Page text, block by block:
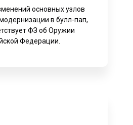
основных узлов
в булл-пап,
ФЗ об Оружии
Федерации.